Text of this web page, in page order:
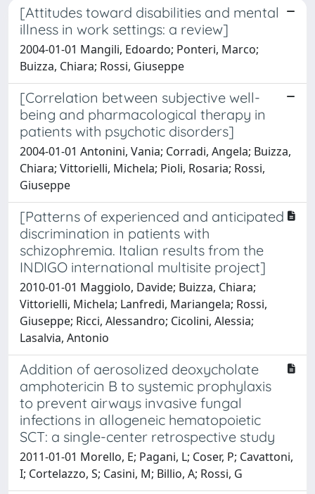
[Attitudes toward disabilities and mental
illness in work settings: a review]
2004-01-01 Mangili, Edoardo; Ponteri, Marco;
Buizza, Chiara; Rossi, Giuseppe
[Correlation between subjective well-
being and pharmacological therapy in
patients with psychotic disorders]
2004-01-01 Antonini, Vania; Corradi, Angela; Buizza,
Chiara; Vittorielli, Michela; Pioli, Rosaria; Rossi,
Giuseppe
[Patterns of experienced and anticipated
discrimination in patients with
schizophremia. Italian results from the
INDIGO international multisite project]
2010-01-01 Maggiolo, Davide; Buizza, Chiara;
Vittorielli, Michela; Lanfredi, Mariangela; Rossi,
Giuseppe; Ricci, Alessandro; Cicolini, Alessia;
Lasalvia, Antonio
Addition of aerosolized deoxycholate
amphotericin B to systemic prophylaxis
to prevent airways invasive fungal
infections in allogeneic hematopoietic
SCT: a single-center retrospective study
2011-01-01 Morello, E; Pagani, L; Coser, P; Cavattoni,
I; Cortelazzo, S; Casini, M; Billio, A; Rossi, G